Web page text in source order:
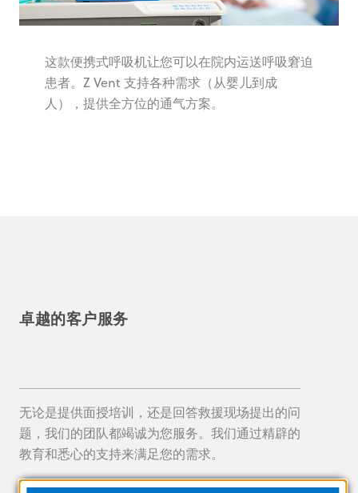
这款便携式呼吸机让您可以在院内运送呼吸窘迫
患者。Z Vent 支持各种需求（从婴儿到成
人），提供全方位的通气方案。
卓越的客户服务
无论是提供面授培训，还是回答救援现场提出的问
题，我们的团队都竭诚为您服务。我们通过精辟的
教育和悉心的支持来满足您的需求。